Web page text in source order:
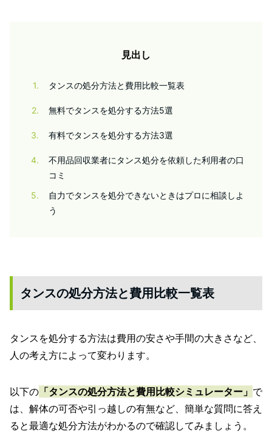
見出し
1 タンスの処分方法と費用比較一覧表
2 無料でタンスを処分する方法5選
3 有料でタンスを処分する方法3選
4
不用品回収業者にタンス処分を依頼した利用者の口
コミ
5
自力でタンスを処分できないときはプロに相談しよ
う
タンスの処分方法と費用比較一覧表
タンスを処分する方法は費用の安さや手間の大きさなど、
人の考え方によって変わります。
以下の 「タンスの処分方法と費用比較シミュレーター」 で
は、解体の可否や引っ越しの有無など、簡単な質問に答え
ると最適な処分方法がわかるので確認してみましょう。